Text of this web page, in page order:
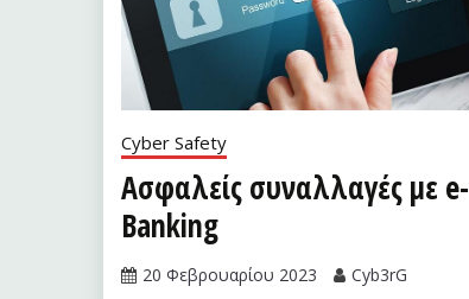
Cyber Safety
Ασφαλείς συναλλαγές με e-
Banking
20 Φεβρουαρίου 2023 Cyb3rG